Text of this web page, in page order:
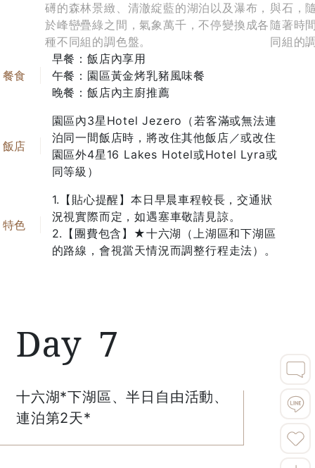
Previous
礡的森林景緻、清澈綻藍的湖泊以及瀑布，
於峰巒疊綠之間，氣象萬千，不停變換成各
種不同組的調色盤。
與石，
隨著時
同組的
早餐：飯店內享用
午餐：園區黃金烤乳豬風味餐
晚餐：飯店內主廚推薦
園區內3星Hotel Jezero（若客滿或無法連
泊同一間飯店時，將改住其他飯店／或改住
園區外4星16 Lakes Hotel或Hotel Lyra或
同等級）
1.【貼心提醒】本日早晨車程較長，交通狀
況視實際而定，如遇塞車敬請見諒。
2.【團費包含】★十六湖（上湖區和下湖區
的路線，會視當天情況而調整行程走法）。
7
十六湖*下湖區、半日自由活動、
連泊第2天*